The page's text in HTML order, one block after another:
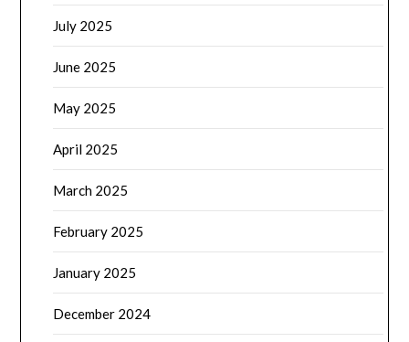
July 2025
June 2025
May 2025
April 2025
March 2025
February 2025
January 2025
December 2024